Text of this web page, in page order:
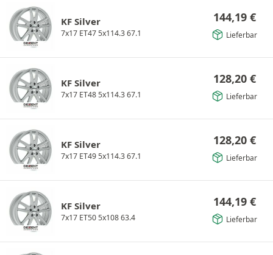
KF Silver
7x17 ET47 5x114.3 67.1
144,19 €
Lieferbar
KF Silver
7x17 ET48 5x114.3 67.1
128,20 €
Lieferbar
KF Silver
7x17 ET49 5x114.3 67.1
128,20 €
Lieferbar
KF Silver
7x17 ET50 5x108 63.4
144,19 €
Lieferbar